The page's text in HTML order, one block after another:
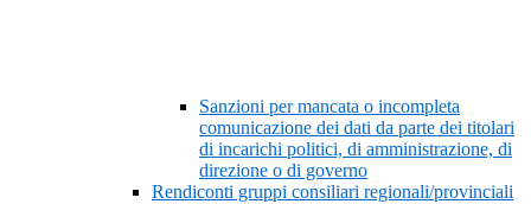
Sanzioni per mancata o incompleta
comunicazione dei dati da parte dei titolari
di incarichi politici, di amministrazione, di
direzione o di governo
Rendiconti gruppi consiliari regionali/provinciali